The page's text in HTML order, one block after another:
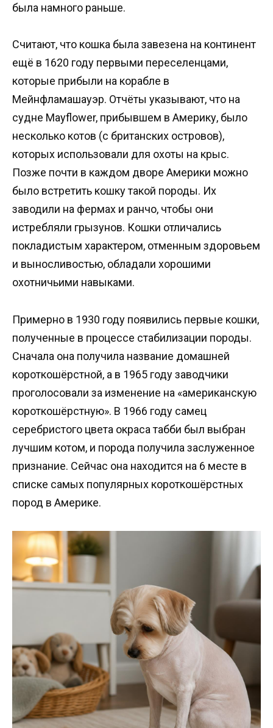
была намного раньше.
Считают, что кошка была завезена на континент
ещё в 1620 году первыми переселенцами,
которые прибыли на корабле в
Мейнфламашауэр. Отчёты указывают, что на
судне Mayflower, прибывшем в Америку, было
несколько котов (с британских островов),
которых использовали для охоты на крыс.
Позже почти в каждом дворе Америки можно
было встретить кошку такой породы. Их
заводили на фермах и ранчо, чтобы они
истребляли грызунов. Кошки отличались
покладистым характером, отменным здоровьем
и выносливостью, обладали хорошими
охотничьими навыками.
Примерно в 1930 году появились первые кошки,
полученные в процессе стабилизации породы.
Сначала она получила название домашней
короткошёрстной, а в 1965 году заводчики
проголосовали за изменение на «американскую
короткошёрстную». В 1966 году самец
серебристого цвета окраса табби был выбран
лучшим котом, и порода получила заслуженное
признание. Сейчас она находится на 6 месте в
списке самых популярных короткошёрстных
пород в Америке.